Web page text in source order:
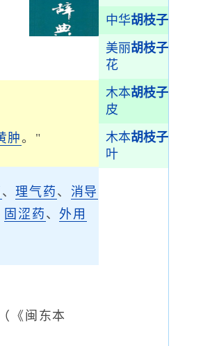
中华胡枝子
美丽胡枝子
花
木本胡枝子
皮
木本胡枝子
叶
肿。"
、理气药 、 消导
固涩药 、外用
《闽东本